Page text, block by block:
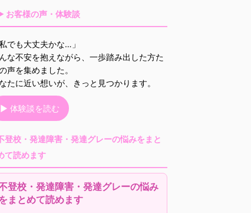
お客様の声・体験談
私でも大丈夫かな…」
な不安を抱えながら、一歩踏み出した方た
声を集めました。
たに近い想いが、きっと見つかります。
▶ 体験談を読む
登校・発達障害・発達グレーの悩みをまと
て読めます
登校・発達障害・発達グレーの悩み
まとめて読めます